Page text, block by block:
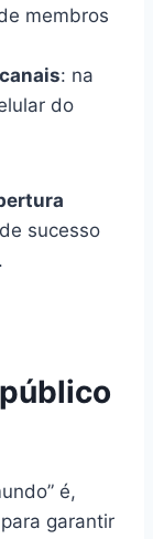
membros
: na
do
sucesso
.
é,
garantir